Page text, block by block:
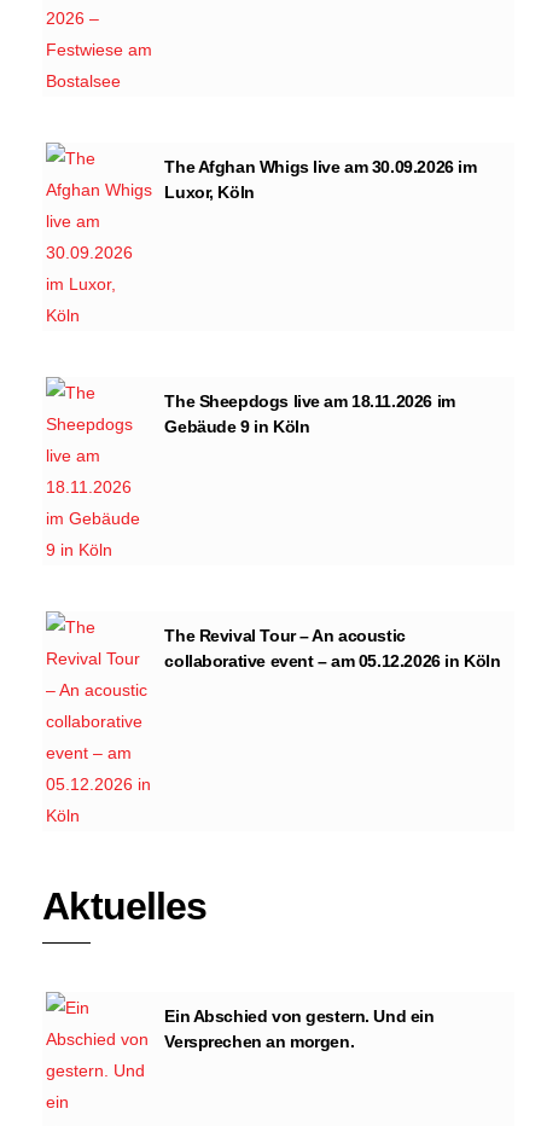
The Afghan Whigs live am 30.09.2026 im
Luxor, Köln
The Sheepdogs live am 18.11.2026 im
Gebäude 9 in Köln
The Revival Tour – An acoustic
collaborative event – am 05.12.2026 in Köln
Aktuelles
Ein Abschied von gestern. Und ein
Versprechen an morgen.